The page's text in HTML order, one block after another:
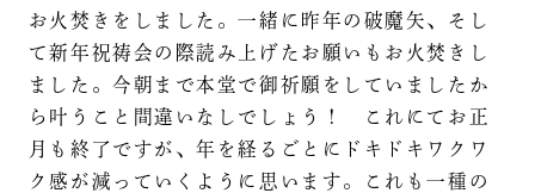
お火焚きをしました。一緒に昨年の破魔矢、そし
て新年祝祷会の際読み上げたお願いもお火焚きし
ました。今朝まで本堂で御祈願をしていましたか
ら叶うこと間違いなしでしょう！ これにてお正
月も終了ですが、年を経るごとにドキドキワクワ
ク感が減っていくように思います。これも一種の